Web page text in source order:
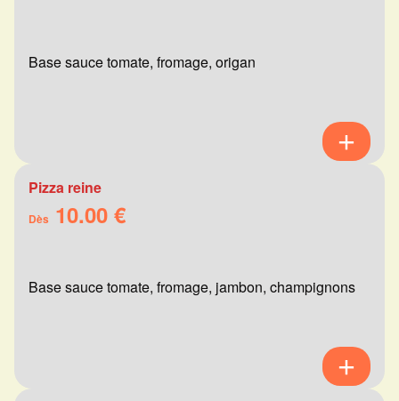
Base sauce tomate, fromage, origan
Pizza reine
Dès 10.00 €
Base sauce tomate, fromage, jambon, champignons